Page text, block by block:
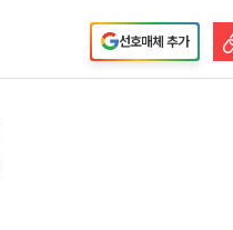
선호매체 추가